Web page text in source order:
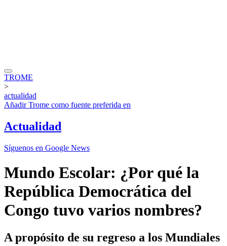
TROME
>
actualidad
AñadirTrome como fuente preferida en
Actualidad
Síguenos en Google News
Mundo Escolar: ¿Por qué la
República Democrática del
Congo tuvo varios nombres?
A propósito de su regreso a los Mundiales